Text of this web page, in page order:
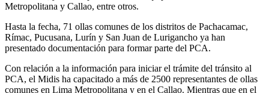
Metropolitana y Callao, entre otros.
Hasta la fecha, 71 ollas comunes de los distritos de Pachacamac,
Rímac, Pucusana, Lurín y San Juan de Lurigancho ya han
presentado documentación para formar parte del PCA.
Con relación a la información para iniciar el trámite del tránsito al
PCA, el Midis ha capacitado a más de 2500 representantes de ollas
comunes en Lima Metropolitana y en el Callao. Mientras que en el